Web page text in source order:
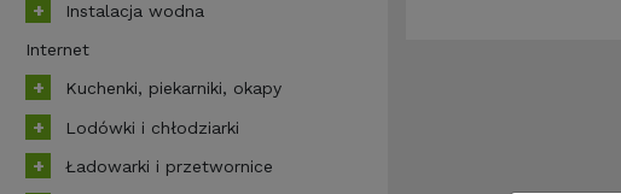
Instalacja wodna
Internet
Kuchenki, piekarniki, okapy
Lodówki i chłodziarki
Ładowarki i przetwornice